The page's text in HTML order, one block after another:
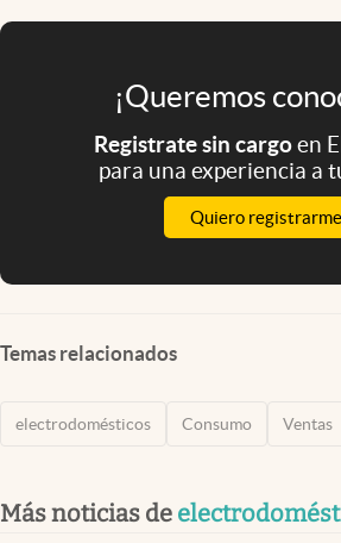
¡Queremos
Registrate sin cargoen
para una experiencia a
Quiero registrarme
Temas relacionados
electrodomésticos Consumo Ventas
Más noticias de